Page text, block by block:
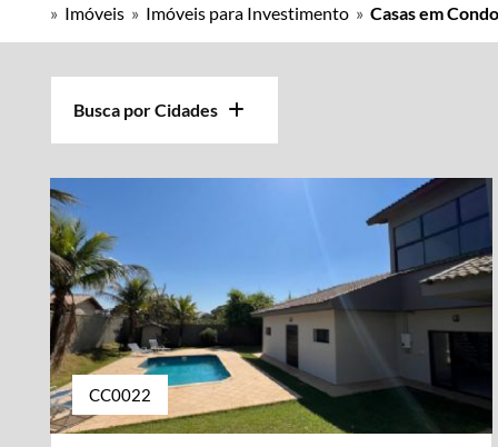
» Imóveis » Imóveis para Investimento » Casas em
Busca por Cidades
CC0022